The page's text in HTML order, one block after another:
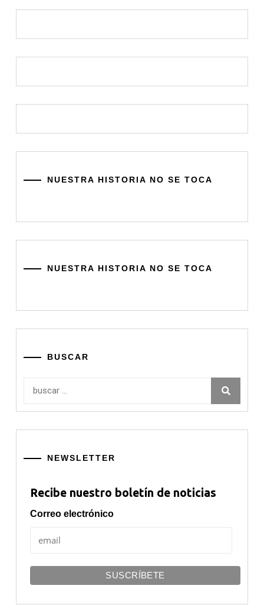
NUESTRA HISTORIA NO SE TOCA
NUESTRA HISTORIA NO SE TOCA
BUSCAR
NEWSLETTER
Recibe nuestro boletín de noticias
Correo electrónico